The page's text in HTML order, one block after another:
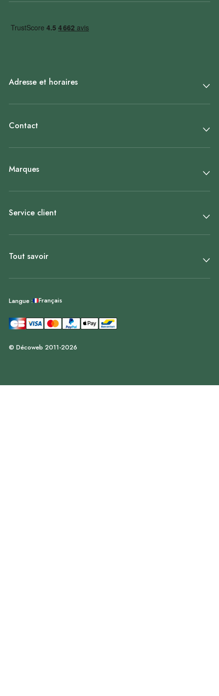
Adresse et horaires
Contact
Marques
Service client
Tout savoir
Langue : Français
© Décoweb 2011-2026